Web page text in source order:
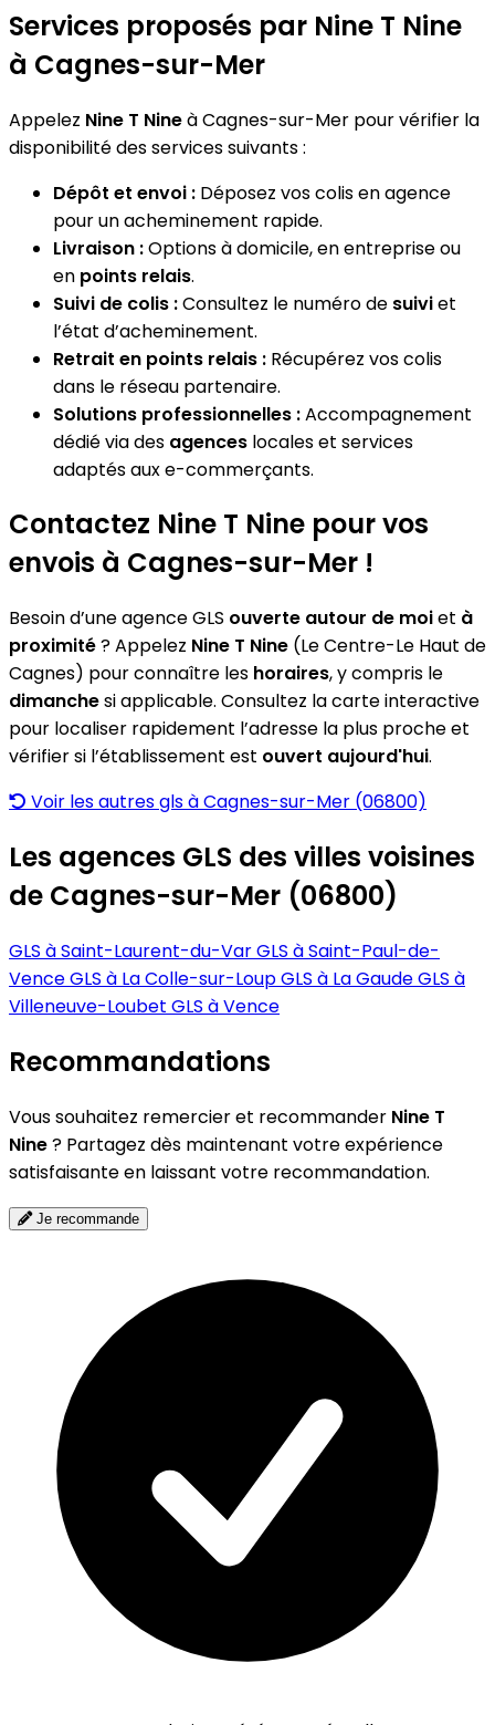
Services proposés par Nine T Nine
à Cagnes-sur-Mer
Appelez Nine T Nineà Cagnes-sur-Mer pour vérifier la
disponibilité des services suivants :
Dépôt et envoi : Déposez vos colis en agence
pour un acheminement rapide.
Livraison :Options à domicile, en entreprise ou
en points relais.
Suivi de colis :Consultez le numéro de suiviet
l’état d’acheminement.
Retrait en points relais : Récupérez vos colis
dans le réseau partenaire.
Solutions professionnelles :Accompagnement
dédié via des agences locales et services
adaptés aux e-commerçants.
Contactez Nine T Nine pour vos
envois à Cagnes-sur-Mer !
Besoin d’une agence GLS ouverte autour de moiet à
proximité? Appelez Nine T Nine (Le Centre-Le Haut de
Cagnes) pour connaître les horaires, y compris le
dimanchesi applicable. Consultez la carte interactive
pour localiser rapidement l’adresse la plus proche et
vérifier si l’établissement est ouvert aujourd'hui.
Voir les autres gls à Cagnes-sur-Mer (06800)
Les agences GLS des villes voisines
de Cagnes-sur-Mer (06800)
GLS à Saint-Laurent-du-VarGLS à Saint-Paul-de-
VenceGLS à La Colle-sur-LoupGLS à La GaudeGLS à
Villeneuve-Loubet GLS à Vence
Recommandations
Vous souhaitez remercier et recommander Nine T
Nine? Partagez dès maintenant votre expérience
satisfaisante en laissant votre recommandation.
Je recommande